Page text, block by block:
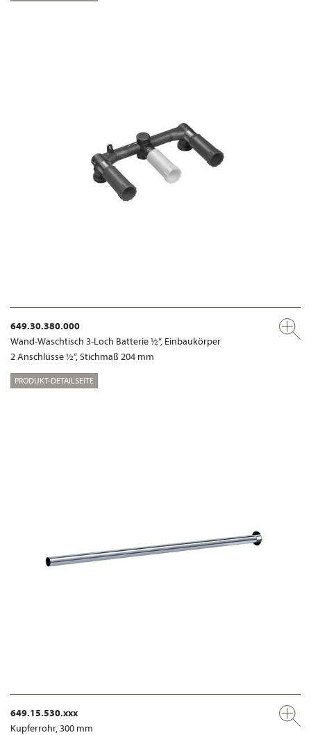
649.30.380.000
Wand-Waschtisch 3-Loch Batterie ½“, Einbaukörper
2 Anschlüsse ½“, Stichmaß 204 mm
PRODUKT-DETAILSEITE
649.15.530.xxx
Kupferrohr, 300 mm